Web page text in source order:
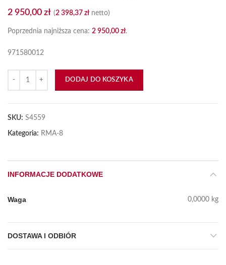
2 950,00 zł (2 398,37 złnetto)
Poprzednia najniższa cena: 2 950,00 zł.
971580012
DODAJ DO KOSZYKA
SKU: S4559
Kategoria: RMA-8
INFORMACJE DODATKOWE
Waga 0,0000 kg
DOSTAWA I ODBIÓR